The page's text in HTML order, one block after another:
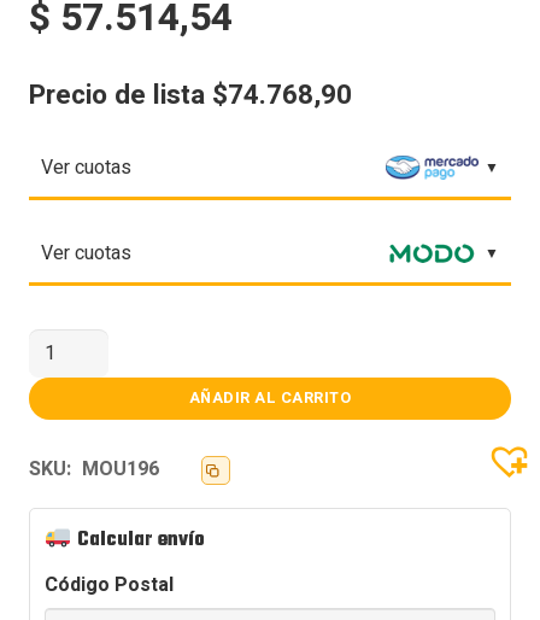
$ 57.514,54
Precio de lista $74.768,90
Ver cuotas
Ver cuotas
MOUSE
GAMER
WIRELESS
ATK
A9
2.0
WHITE
AÑADIR AL CARRITO
SKU: MOU196
Calcular envío
Código Postal